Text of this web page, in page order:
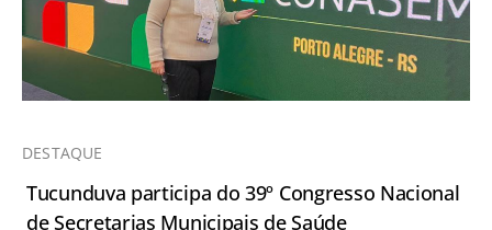
DESTAQUE
Tucunduva participa do 39º Congresso Nacional
de Secretarias Municipais de Saúde